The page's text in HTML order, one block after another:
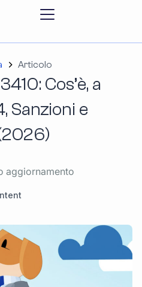
Articolo
Cos’è, a
Sanzioni e
aggiornamento